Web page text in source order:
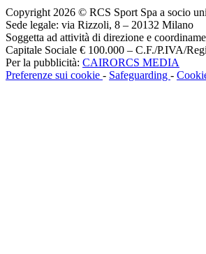
Copyright 2026 © RCS Sport Spa a socio
Sede legale: via Rizzoli, 8 – 20132 Milano
Soggetta ad attività di direzione e
Capitale Sociale € 100.000 – C.F./P.IVA/
Per la pubblicità: CAIRORCS MEDIA
Preferenze sui cookie - Safeguarding -